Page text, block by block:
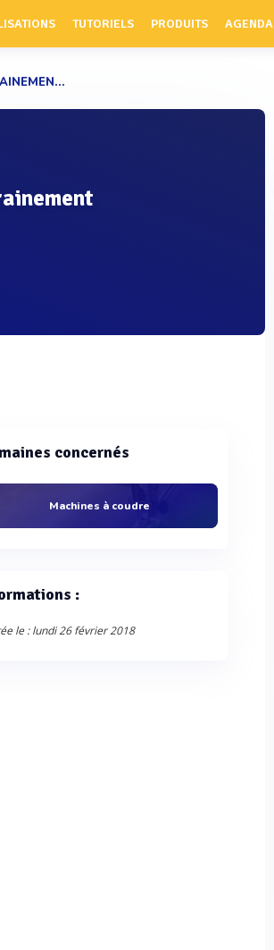
TUTORIELS PRODUITS AGENDA
concernés
Machines à coudre
:
le : lundi 26 février 2018